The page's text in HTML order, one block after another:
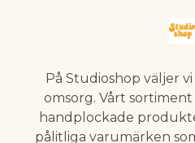
På Studioshop väljer
omsorg. Vårt
handplockade
pålitliga varumärken